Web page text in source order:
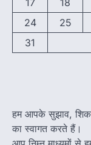
17
18
24
25
31
हम आपके सुझाव,
का स्वागत करते हैं।